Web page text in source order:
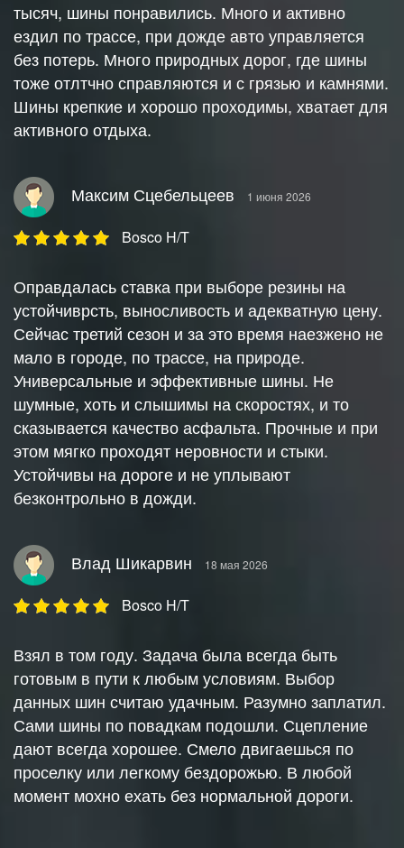
тысяч, шины понравились. Много и активно
ездил по трассе, при дожде авто управляется
без потерь. Много природных дорог, где шины
тоже отлтчно справляются и с грязью и камнями.
Шины крепкие и хорошо проходимы, хватает для
активного отдыха.
Максим Сцебельцеев 1 июня 2026
Bosco H/T
Оправдалась ставка при выборе резины на
устойчиврсть, выносливость и адекватную цену.
Сейчас третий сезон и за это время наезжено не
мало в городе, по трассе, на природе.
Универсальные и эффективные шины. Не
шумные, хоть и слышимы на скоростях, и то
сказывается качество асфальта. Прочные и при
этом мягко проходят неровности и стыки.
Устойчивы на дороге и не уплывают
безконтрольно в дожди.
Влад Шикарвин 18 мая 2026
Bosco H/T
Взял в том году. Задача была всегда быть
готовым в пути к любым условиям. Выбор
данных шин считаю удачным. Разумно заплатил.
Сами шины по повадкам подошли. Сцепление
дают всегда хорошее. Смело двигаешься по
проселку или легкому бездорожью. В любой
момент мохно ехать без нормальной дороги.